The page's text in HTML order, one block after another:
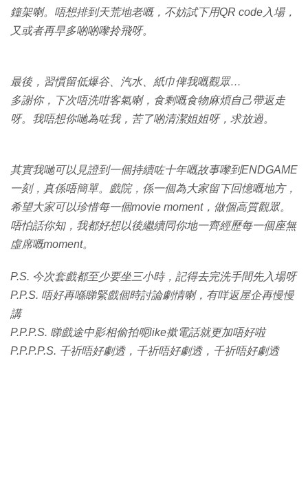
鐘架喇。唔想排到天荒地老嘅，不妨試下用QR code入場，
又或者再早多啲啲嚟拎飛呀。
最後，習慣留低爆谷、汽水、紙巾俾我嘅觀眾…
多謝你，下次唔洗咁客氣喇，食剩嘅食物麻煩自己帶返走
呀。我唔想你哋為咗我，苦了啲清潔姐姐呀，求放過。
其實我哋可以見證到一個持續咗十年嘅故事嚟到ENDGAME
一刻，真係唔簡單。戲院，係一個為大家留下回憶嘅地方，
希望大家可以珍惜每一個movie moment，做個高質觀眾。
唔怕話你知，我都好想以後繼續同你地一齊經歷每一個座無
虛席嘅moment。
P.S. 今次套戲都至少要坐三小時，記得去完洗手間先入場呀
P.P.S. 唔好再喺睇緊戲個時討論劇情喇，有咩返屋企再慢慢
講
P.P.P.S. 睇戲途中影相偷拍呃like撳電話就更加唔好啦
P.P.P.P.S. 千祈唔好劇透，千祈唔好劇透，千祈唔好劇透